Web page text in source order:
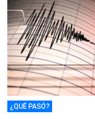
¿QUÉ PASÓ?